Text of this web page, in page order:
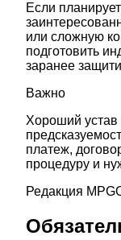
Если
или сложную
подготовить
заранее
Важно
Хороший устав
платеж,
процедуру и
Редакция